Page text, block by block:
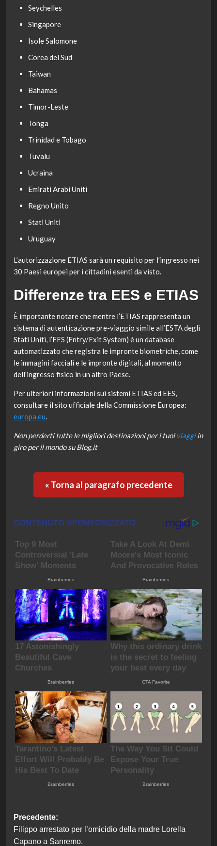
Seychelles
Singapore
Isole Salomone
Corea del Sud
Taiwan
Bahamas
Timor-Leste
Tonga
Trinidad e Tobago
Tuvalu
Ucraina
Emirati Arabi Uniti
Regno Unito
Stati Uniti
Uruguay
L’autorizzazione ETIAS sarà un requisito per l’ingresso nei
30 Paesi europei per i cittadini esenti da visto.
Differenze tra EES e ETIAS
È importante notare che mentre l’ETIAS rappresenta un
sistema di autenticazione pre-viaggio simile all’ESTA degli
Stati Uniti, l’EES (Entry/Exit System) è un database
automatizzato che registra le impronte biometriche, come
le immagini facciali e le impronte digitali, al momento
dell’ingresso fisico in un altro Paese.
Per ulteriori informazioni sui sistemi ETIAS ed EES,
consultare il sito ufficiale della Commissione Europea:
europa.eu.
Non perderti tutte le migliori destinazioni per i tuoiviaggiin
giro per il mondo su Blog.it
« Torna al paragrafo precedente
Navigazione
articolo
Precedente:
Filippo arrestato per l’omicidio della madre Lorella
Capano a Sanremo.